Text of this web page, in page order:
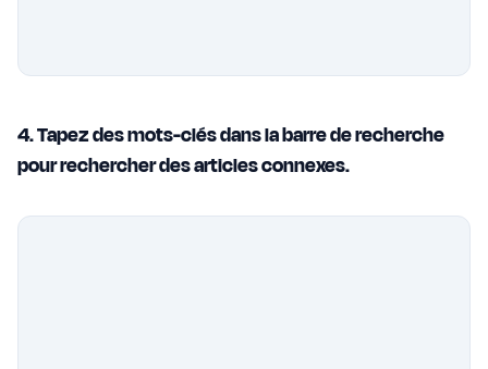
4. Tapez des mots-clés dans la barre de recherche
pour rechercher des articles connexes.